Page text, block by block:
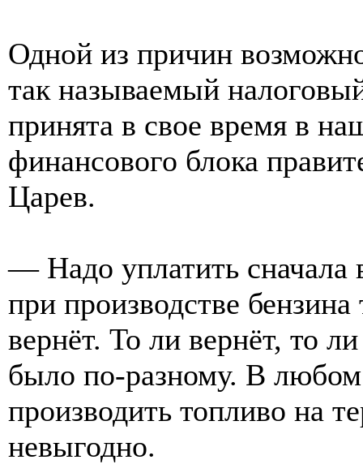
Одной из причин
так называемый
принята в свое время в
финансового блока
Царев.
— Надо уплатить сначала
при производстве бензина
вернёт. То ли вернёт, то
было по-разному. В любом
производить топливо на
невыгодно.